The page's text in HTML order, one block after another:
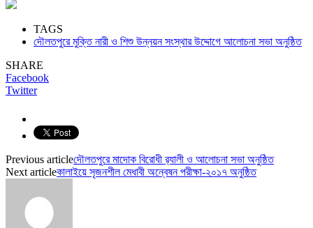
TAGS
দৌলতপুরে মুক্তি নারী ও শিশু উন্নয়ন সংস্থার উদ্দোগে আলোচনা সভা অনুষ্ঠিত
SHARE
Facebook
Twitter
Previous articleদৌলতপুরে মাদোক বিরোধী র‍্যালী ও আলোচনা সভা অনুষ্ঠিত
Next articleকালাইয়ে সৃজনশীল মেধাবী অন্বেষন পরীক্ষা-২০১৭ অনুষ্ঠিত